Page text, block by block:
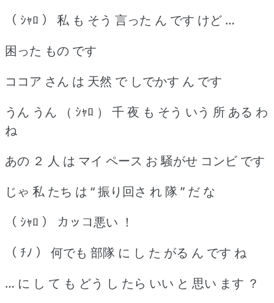
（ ｼｬﾛ ） 私 も そう 言った ん です けど …
困った もの です
ココア さん は 天然 で しでかす ん です
うん うん （ ｼｬﾛ ） 千 夜 も そう いう 所 ある わ
ね
あの ２ 人 は マイ ペース お 騒がせ コンビ です
じゃ 私 たち は “ 振り回さ れ 隊 ” だ な
（ ｼｬﾛ ） カッコ悪い ！
（ ﾁﾉ ） 何でも 部隊 に し た がる ん です ね
… に し て も どう し たら いい と 思い ます ？